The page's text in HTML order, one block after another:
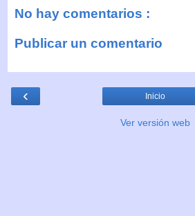
No hay comentarios :
Publicar un comentario
‹ Inicio
Ver versión web